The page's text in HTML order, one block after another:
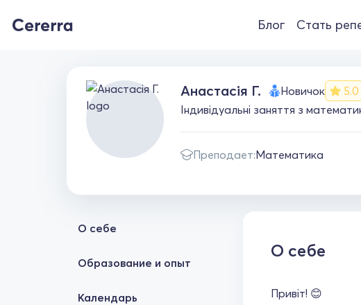
Блог Стать
Анастасія Г. Новичок 5.0
Індивідуальні заняття з
Преподает:Математика
О себе
Образование и опыт
Календарь
О себе
Привіт! 😊